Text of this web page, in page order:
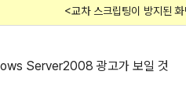
<교차 스크립팅이 방지된
Server2008 광고가 보일 것